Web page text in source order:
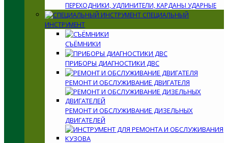
ПЕРЕХОДНИКИ, УДЛИНИТЕЛИ, КАРДАНЫ УДАРНЫЕ
СПЕЦИАЛЬНЫЙ
ИНСТРУМЕНТ
СЪЁМНИКИ
ПРИБОРЫ ДИАГНОСТИКИ ДВС
РЕМОНТ И ОБСЛУЖИВАНИЕ ДВИГАТЕЛЯ
РЕМОНТ И ОБСЛУЖИВАНИЕ ДИЗЕЛЬНЫХ
ДВИГАТЕЛЕЙ